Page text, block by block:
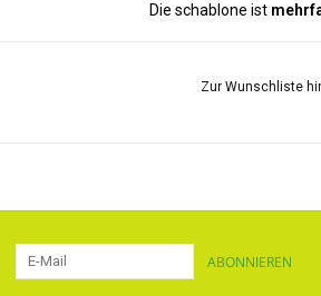
Die schablone ist
Zur Wunschliste
ABONNIEREN